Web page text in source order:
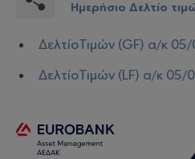
Ημερήσιο Δελτίο
ΔελτίοΤιμών (GF) α/κ
ΔελτίοΤιμών (LF) α/κ